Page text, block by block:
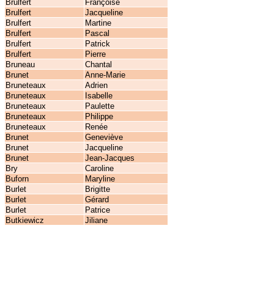
Brulfert
Françoise
Brulfert
Jacqueline
Brulfert
Martine
Brulfert
Pascal
Brulfert
Patrick
Brulfert
Pierre
Bruneau
Chantal
Brunet
Anne-Marie
Bruneteaux
Adrien
Bruneteaux
Isabelle
Bruneteaux
Paulette
Bruneteaux
Philippe
Bruneteaux
Renée
Brunet
Geneviève
Brunet
Jacqueline
Brunet
Jean-Jacques
Bry
Caroline
Buforn
Maryline
Burlet
Brigitte
Burlet
Gérard
Burlet
Patrice
Butkiewicz
Jiliane